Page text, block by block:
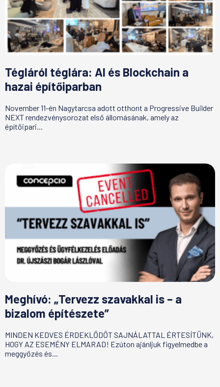
Tégláról téglára: AI és Blockchain a
hazai építőiparban
November 11-én Nagytarcsa adott otthont a Progressive Builder
NEXT rendezvénysorozat első állomásának, amely az
építőipari...
Meghívó: „Tervezz szavakkal is – a
bizalom építészete”
MINDEN KEDVES ÉRDEKLŐDŐT SAJNÁLATTAL ÉRTESÍTÜNK,
HOGY AZ ESEMÉNY ELMARAD! Ezúton ajánljuk figyelmedbe a
meggyőzés és...